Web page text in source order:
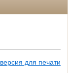
версия для печати